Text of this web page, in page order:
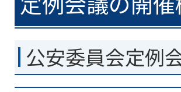
公安委員会定例